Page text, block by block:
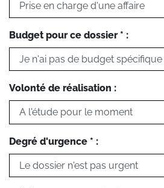
Budget pour ce dossier * :
Volonté de réalisation :
Degré d'urgence * :